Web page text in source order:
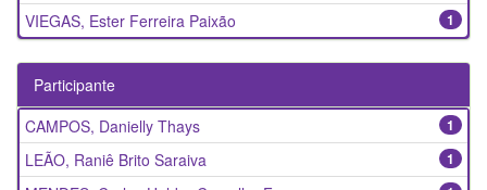
1
VIEGAS, Ester Ferreira Paixão
Participante
1
CAMPOS, Danielly Thays
1
LEÃO, Raniê Brito Saraiva